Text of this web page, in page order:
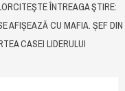
ÎNTREAGA ŞTIRE:
AFIȘEAZĂ CU MAFIA. ȘEF DIN
CASEI LIDERULUI